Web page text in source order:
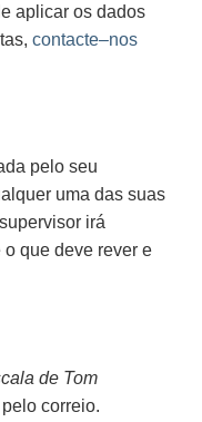
aplicar os dados
contacte–nos
pelo seu
uma das suas
irá
que deve rever e
de Tom
correio.